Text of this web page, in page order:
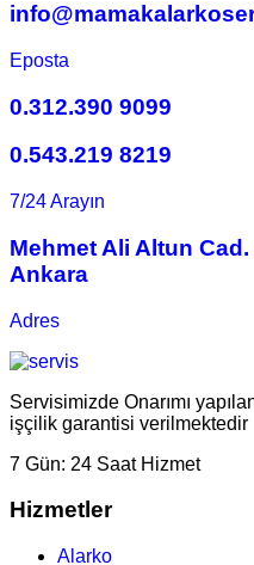
Eposta
0.312.390 9099
0.543.219 8219
7/24 Arayın
Mehmet Ali Altun
Ankara
Adres
Servisimizde Onarımı
işçilik garantisi verilmektedir
7 Gün: 24 Saat Hizmet
Hizmetler
Alarko